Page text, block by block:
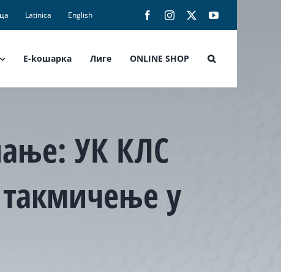
Latinica English FacebookInstagram YouTube
E-koшарка Лиге ONLINE SHOP
УК КЛС
у